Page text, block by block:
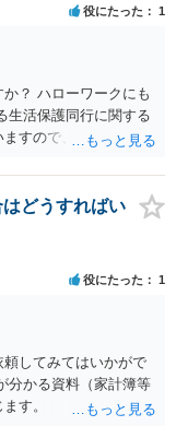
役にたった 1
？ ハローワークにも
生活保護同行に関する
すので、お近くの弁
どうすればい
役にたった 1
してみてはいかがで
分かる資料（家計簿等
す。